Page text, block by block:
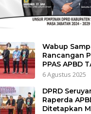
Wabup
Rancangan
PPAS APBD
6 Agustus 2025
DPRD
Raperda
Ditetapkan